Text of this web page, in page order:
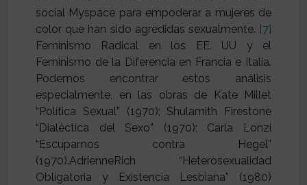
social Myspace para empoderar a mujeres de
color que han sido agredidas sexualmente. [7]
Feminismo Radical en los EE. UU y el
Feminismo de la Diferencia en Francia e Italia.
Podemos encontrar estos análisis
especialmente, en las obras de Kate Millet
“Política Sexual” (1970); Shulamith Firestone
“Dialéctica del Sexo” (1970); Carla Lonzi
“Escupamos contra Hegel”
(1970).AdrienneRich “Heterosexualidad
Obligatoria y Existencia Lesbiana” (1980)